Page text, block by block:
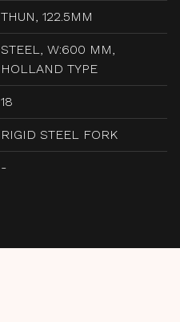
THUN, 122.5MM
STEEL, W:600 MM,
HOLLAND TYPE
18
RIGID STEEL FORK
-